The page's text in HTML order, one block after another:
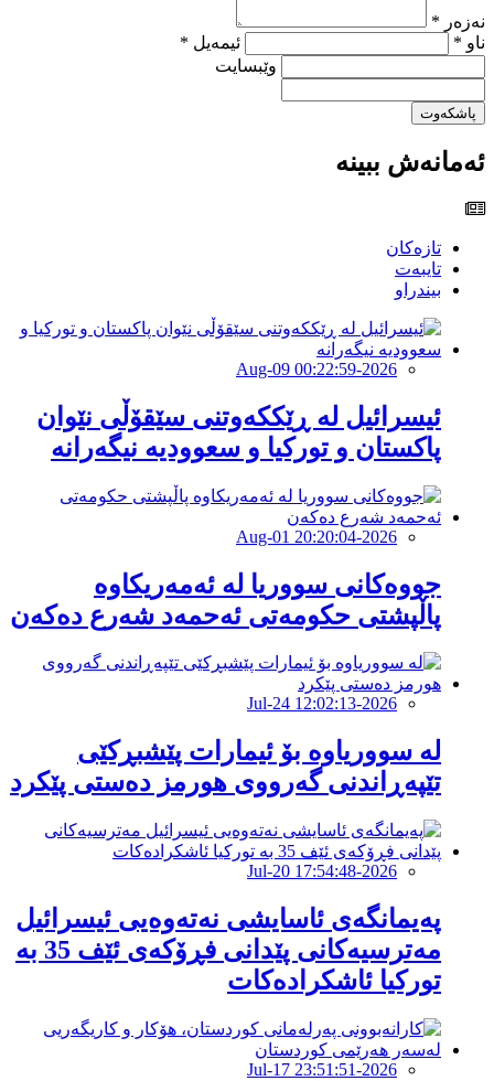
نەزەر *
ناو *
ئیمەیل *
وێبسایت
پاشکەوت
ئەمانەش ببینە
تازەکان
تایبەت
بیندراو
2026-Aug-09 00:22:59
ئیسرائیل لە ڕێككەوتنی سێقۆڵی نێوان
پاكستان و توركیا و سعوودیە نیگەرانە
2026-Aug-01 20:20:04
جووەكانی سووریا لە ئەمەریكاوە
پاڵپشتی حكومەتی ئەحمەد شەرع دەكەن
2026-Jul-24 12:02:13
لە سووریاوە بۆ ئیمارات پێشبڕکێى
تێپەڕاندنى گەرووى هورمز دەستى پێکرد
2026-Jul-20 17:54:48
پەیمانگەی ئاسایشی نەتەوەیی ئیسرائیل
مەترسیەكانی پێدانی فڕۆكەی ئێف 35 بە
توركیا ئاشكرادەكات
2026-Jul-17 23:51:51